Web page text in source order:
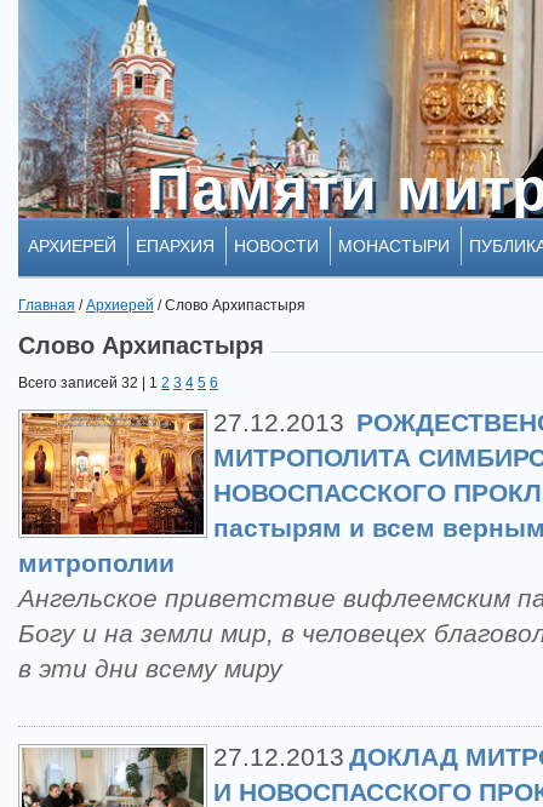
Памяти
Памяти
АРХИЕРЕЙ ЕПАРХИЯ НОВОСТИ МОНАСТЫРИ
Главная /Архиерей /Слово Архипастыря
Слово Архипастыря
Всего записей 32 | 1 2 3 4 5 6
27.12.2013
МИТРОПОЛИТА
НОВОСПАССКОГО
пастырям и всем
митрополии
Ангельское приветствие вифлеемским
Богу и на земли мир, в человецех
в эти дни всему миру
27.12.2013 ДОКЛАД
И НОВОСПАСCКОГО